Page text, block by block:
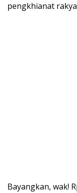
pengkhianat
Bayangkan, wak!